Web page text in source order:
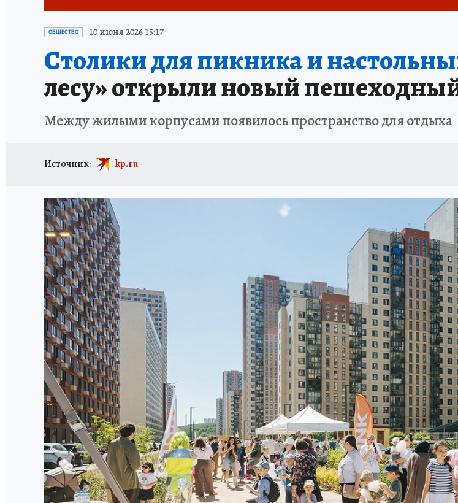
ИСПЫТАНО НА СЕБЕ
ОБЩЕСТВО 10 июня 2026 15:17
Столики для пикника и
лесу» открыли новый
Между жилыми корпусами появилось пространство для отдыха
Источник: kp.ru